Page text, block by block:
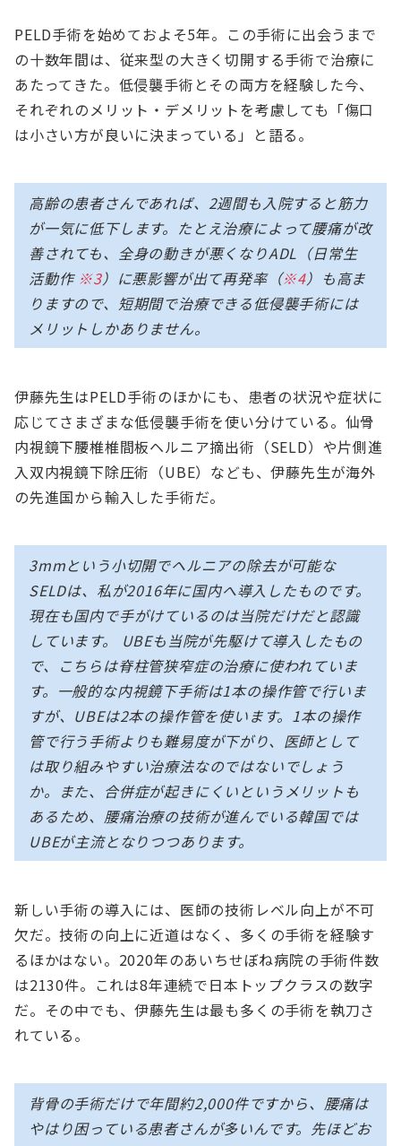
PELD手術を始めておよそ5年。この手術に出会うまで
の十数年間は、従来型の大きく切開する手術で治療に
あたってきた。低侵襲手術とその両方を経験した今、
それぞれのメリット・デメリットを考慮しても「傷口
は小さい方が良いに決まっている」と語る。
高齢の患者さんであれば、2週間も入院すると筋力
が一気に低下します。たとえ治療によって腰痛が改
善されても、全身の動きが悪くなりADL（日常生
活動作 ※3）に悪影響が出て再発率（※4）も高ま
りますので、短期間で治療できる低侵襲手術には
メリットしかありません。
伊藤先生はPELD手術のほかにも、患者の状況や症状に
応じてさまざまな低侵襲手術を使い分けている。仙骨
内視鏡下腰椎椎間板ヘルニア摘出術（SELD）や片側進
入双内視鏡下除圧術（UBE）なども、伊藤先生が海外
の先進国から輸入した手術だ。
3mmという小切開でヘルニアの除去が可能な
SELDは、私が2016年に国内へ導入したものです。
現在も国内で手がけているのは当院だけだと認識
しています。 UBEも当院が先駆けて導入したもの
で、こちらは脊柱管狭窄症の治療に使われていま
す。一般的な内視鏡下手術は1本の操作管で行いま
すが、UBEは2本の操作管を使います。1本の操作
管で行う手術よりも難易度が下がり、医師として
は取り組みやすい治療法なのではないでしょう
か。また、合併症が起きにくいというメリットも
あるため、腰痛治療の技術が進んでいる韓国では
UBEが主流となりつつあります。
新しい手術の導入には、医師の技術レベル向上が不可
欠だ。技術の向上に近道はなく、多くの手術を経験す
るほかはない。2020年のあいちせぼね病院の手術件数
は2130件。これは8年連続で日本トップクラスの数字
だ。その中でも、伊藤先生は最も多くの手術を執刀さ
れている。
背骨の手術だけで年間約2,000件ですから、腰痛は
やはり困っている患者さんが多いんです。先ほどお